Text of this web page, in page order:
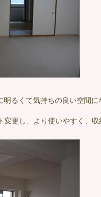
るくて気持ちの良い空間に
変更し、より使いやすく、